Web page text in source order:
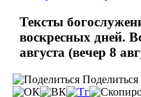
Тексты
воскресных дней.
августа (вечер 8
Поделиться